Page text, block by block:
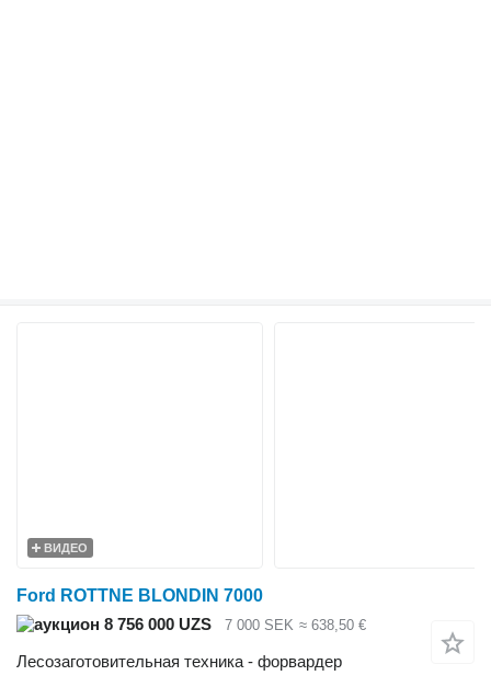
ВИДЕО
Ford ROTTNE BLONDIN 7000
8 756 000 UZS
7 000 SEK ≈ 638,50 €
Лесозаготовительная техника - форвардер